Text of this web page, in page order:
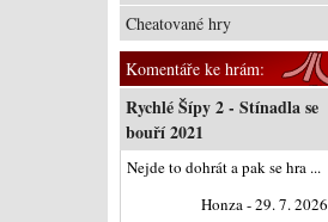
Cheatované hry
Komentáře ke hrám:
Rychlé Šípy 2 - Stínadla se
bouří 2021
Nejde to dohrát a pak se hra ...
Honza - 29. 7. 2026